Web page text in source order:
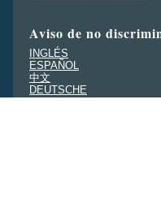
Aviso de no
INGLÉS
ESPAÑOL
中文
DEUTSCHE
PENNSILFAANISCH